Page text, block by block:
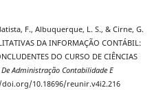
F., Albuquerque, L. S., & Cirne, G.
DA INFORMAÇÃO CONTÁBIL:
DO CURSO DE CIÊNCIAS
De Administração Contabilidade E
10.18696/reunir.v4i2.216